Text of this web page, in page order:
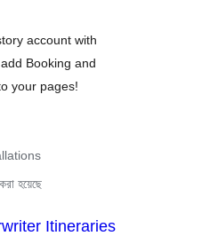
account with
Booking and
your pages!
হয়েছে
Itineraries